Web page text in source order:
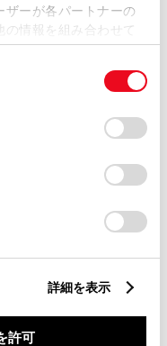
ーが各パートナーの
情報を組み合わせて
イトの使用を続行する
保存されることに同
ー)のオプトアウト、
あたっては、当社の
について
」をご覧くだ
詳細を表示
許可